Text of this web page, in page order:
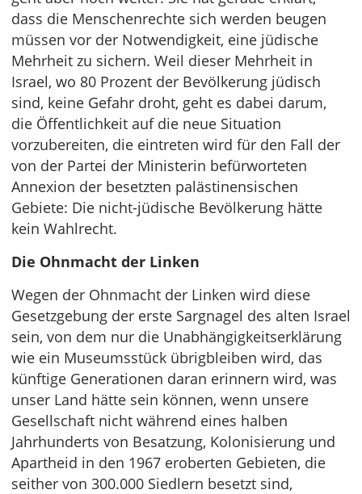
dass die Menschenrechte sich werden beugen
müssen vor der Notwendigkeit, eine jüdische
Mehrheit zu sichern. Weil dieser Mehrheit in
Israel, wo 80 Prozent der Bevölkerung jüdisch
sind, keine Gefahr droht, geht es dabei darum,
die Öffentlichkeit auf die neue Situation
vorzubereiten, die eintreten wird für den Fall der
von der Partei der Ministerin befürworteten
Annexion der besetzten palästinensischen
Gebiete: Die nicht-jüdische Bevölkerung hätte
kein Wahlrecht.
Die Ohnmacht der Linken
Wegen der Ohnmacht der Linken wird diese
Gesetzgebung der erste Sargnagel des alten Israel
sein, von dem nur die Unabhängigkeitserklärung
wie ein Museumsstück übrigbleiben wird, das
künftige Generationen daran erinnern wird, was
unser Land hätte sein können, wenn unsere
Gesellschaft nicht während eines halben
Jahrhunderts von Besatzung, Kolonisierung und
Apartheid in den 1967 eroberten Gebieten, die
seither von 300.000 Siedlern besetzt sind,